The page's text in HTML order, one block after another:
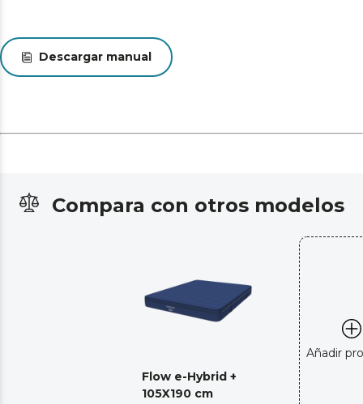
la calidad ni a la utilidad del artículo.
Descargar manual
Compara con otros modelos
Flow e-Hybrid +
105X190 cm
Añadir